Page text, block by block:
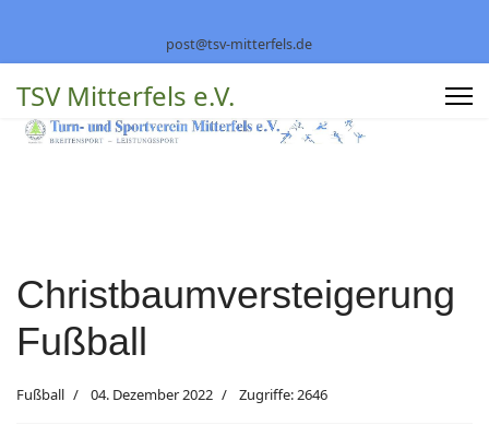
post@tsv-mitterfels.de
TSV Mitterfels e.V.
Christbaumversteigerung
Fußball
Fußball 04. Dezember 2022 Zugriffe: 2646